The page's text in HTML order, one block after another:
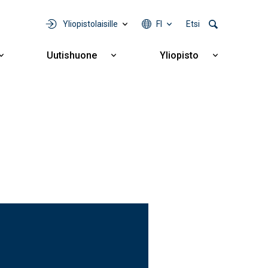
Yliopistolaisille FI Etsi
Näytä
Uutishuone
Näytä
Yliopisto
Näytä